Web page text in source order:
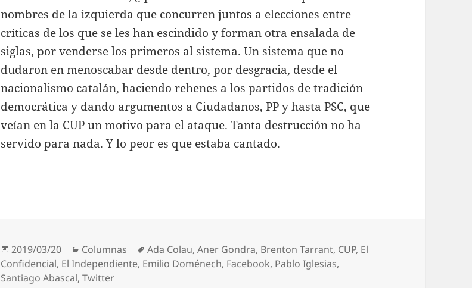
nombres de la izquierda que concurren juntos a elecciones entre
críticas de los que se les han escindido y forman otra ensalada de
siglas, por venderse los primeros al sistema. Un sistema que no
dudaron en menoscabar desde dentro, por desgracia, desde el
nacionalismo catalán, haciendo rehenes a los partidos de tradición
democrática y dando argumentos a Ciudadanos, PP y hasta PSC, que
veían en la CUP un motivo para el ataque. Tanta destrucción no ha
servido para nada. Y lo peor es que estaba cantado.
Publicado
el
2019/03/20 Categorías
Columnas Etiquetas
Ada Colau,Aner Gondra, Brenton Tarrant, CUP, El
Confidencial, El Independiente, Emilio Doménech, Facebook, Pablo Iglesias,
Santiago Abascal,Twitter